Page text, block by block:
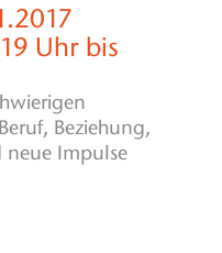
Uhr bis
Beziehung,
neue Impulse